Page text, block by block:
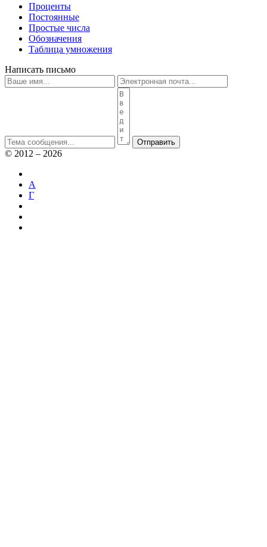
Проценты
Постоянные
Простые числа
Обозначения
Таблица умножения
Написать письмо
Отправить
© 2012 – 2026
А
Г